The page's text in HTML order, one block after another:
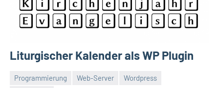
Liturgischer Kalender als WP Plugin
Programmierung Web-Server
Wordpress